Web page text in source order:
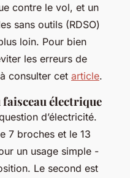
contre le vol, et un
sans outils (RDSO)
loin. Pour bien
les erreurs de
consulter cet article.
électrique
d’électricité.
7 broches et le 13
un usage simple -
Le second est